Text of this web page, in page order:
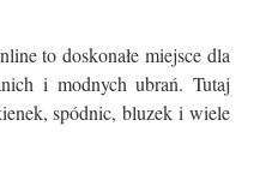
to doskonałe miejsce dla
i modnych ubrań. Tutaj
spódnic, bluzek i wiele